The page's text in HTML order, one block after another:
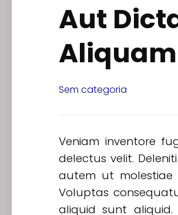
Aut
Sem categoria
Veniam inventore
delectus velit.
autem ut molestiae
Voluptas
aliquid sunt